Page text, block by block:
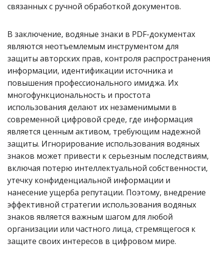
связанных с ручной обработкой документов.
В заключение, водяные знаки в PDF-документах
являются неотъемлемым инструментом для
защиты авторских прав, контроля распространения
информации, идентификации источника и
повышения профессионального имиджа. Их
многофункциональность и простота
использования делают их незаменимыми в
современной цифровой среде, где информация
является ценным активом, требующим надежной
защиты. Игнорирование использования водяных
знаков может привести к серьезным последствиям,
включая потерю интеллектуальной собственности,
утечку конфиденциальной информации и
нанесение ущерба репутации. Поэтому, внедрение
эффективной стратегии использования водяных
знаков является важным шагом для любой
организации или частного лица, стремящегося к
защите своих интересов в цифровом мире.